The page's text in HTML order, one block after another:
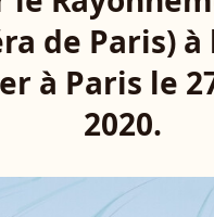
de Paris) à
à Paris le
2020.